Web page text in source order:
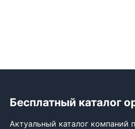
Бесплатный каталог
Актуальный каталог компаний